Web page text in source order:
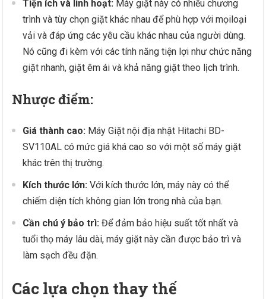
Tiện ích và linh hoạt: Máy giặt này có nhiều chương
trình và tùy chọn giặt khác nhau để phù hợp với mọiloại
vải và đáp ứng các yêu cầu khác nhau của người dùng.
Nó cũng đi kèm với các tính năng tiện lợi như chức năng
giặt nhanh, giặt êm ái và khả năng giặt theo lịch trình.
Nhược điểm:
Giá thành cao: Máy Giặt nội địa nhật Hitachi BD-
SV110AL có mức giá khá cao so với một số máy giặt
khác trên thị trường.
Kích thước lớn: Với kích thước lớn, máy này có thể
chiếm diện tích không gian lớn trong nhà của bạn.
Cần chú ý bảo trì: Để đảm bảo hiệu suất tốt nhất và
tuổi thọ máy lâu dài, máy giặt này cần được bảo trì và
làm sạch đều đặn.
Các lựa chọn thay thế